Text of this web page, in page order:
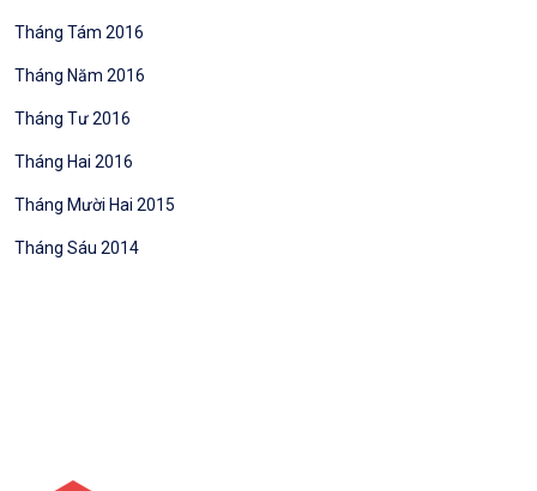
Tháng Tám 2016
Tháng Năm 2016
Tháng Tư 2016
Tháng Hai 2016
Tháng Mười Hai 2015
Tháng Sáu 2014